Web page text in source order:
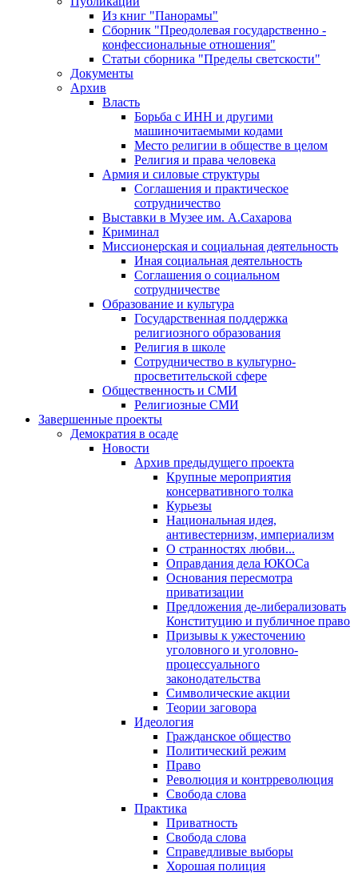
Из книг "Панорамы"
Сборник "Преодолевая государственно -
конфессиональные отношения"
Статьи сборника "Пределы светскости"
Документы
Архив
Власть
Борьба с ИНН и другими
машиночитаемыми кодами
Место религии в обществе в целом
Религия и права человека
Армия и силовые структуры
Соглашения и практическое
сотрудничество
Выставки в Музее им. А.Сахарова
Криминал
Миссионерская и социальная деятельность
Иная социальная деятельность
Соглашения о социальном
сотрудничестве
Образование и культура
Государственная поддержка
религиозного образования
Религия в школе
Сотрудничество в культурно-
просветительской сфере
Общественность и СМИ
Религиозные СМИ
Завершенные проекты
Демократия в осаде
Новости
Архив предыдущего проекта
Крупные мероприятия
консервативного толка
Курьезы
Национальная идея,
антивестернизм, империализм
О странностях любви...
Оправдания дела ЮКОСа
Основания пересмотра
приватизации
Предложения де-либерализовать
Конституцию и публичное право
Призывы к ужесточению
уголовного и уголовно-
процессуального
законодательства
Символические акции
Теории заговора
Идеология
Гражданское общество
Политический режим
Право
Революция и контрреволюция
Свобода слова
Практика
Приватность
Свобода слова
Справедливые выборы
Хорошая полиция